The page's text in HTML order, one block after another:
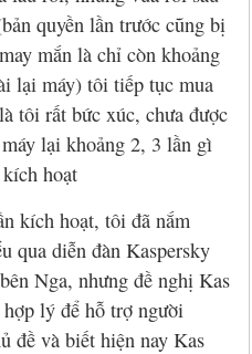
quyền lần trước cũng bị
mắn là chỉ còn khoảng
lại máy) tôi tiếp tục mua
tôi rất bức xúc, chưa được
lại khoảng 2, 3 lần gì
hoạt
kích hoạt, tôi đã nắm
qua diễn đàn Kaspersky
Nga, nhưng đề nghị Kas
lý để hỗ trợ người
đề và biết hiện nay Kas